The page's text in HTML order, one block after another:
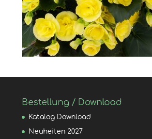
Bestellung / Download
Katalog Download
Neuheiten 2027